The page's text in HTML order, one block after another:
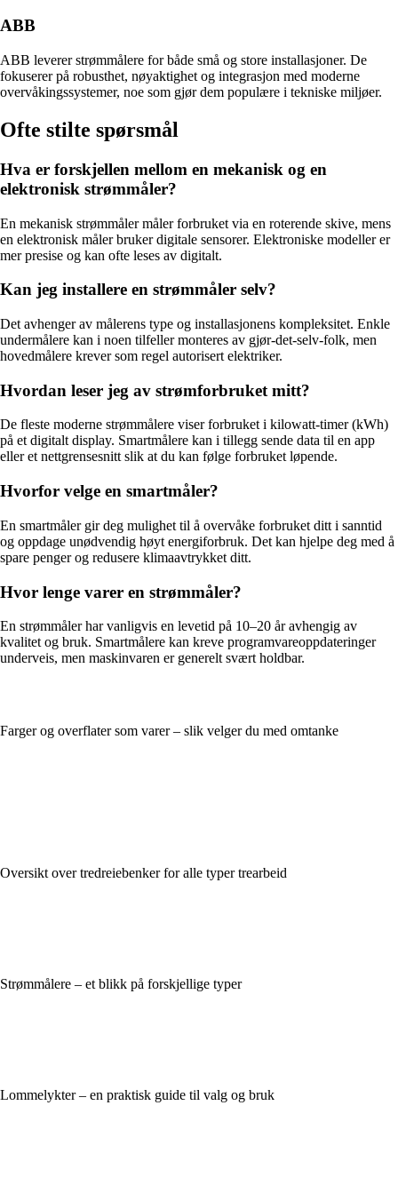
ABB
ABB leverer strømmålere for både små og store installasjoner. De
fokuserer på robusthet, nøyaktighet og integrasjon med moderne
overvåkingssystemer, noe som gjør dem populære i tekniske miljøer.
Ofte stilte spørsmål
Hva er forskjellen mellom en mekanisk og en
elektronisk strømmåler?
En mekanisk strømmåler måler forbruket via en roterende skive, mens
en elektronisk måler bruker digitale sensorer. Elektroniske modeller er
mer presise og kan ofte leses av digitalt.
Kan jeg installere en strømmåler selv?
Det avhenger av målerens type og installasjonens kompleksitet. Enkle
undermålere kan i noen tilfeller monteres av gjør-det-selv-folk, men
hovedmålere krever som regel autorisert elektriker.
Hvordan leser jeg av strømforbruket mitt?
De fleste moderne strømmålere viser forbruket i kilowatt-timer (kWh)
på et digitalt display. Smartmålere kan i tillegg sende data til en app
eller et nettgrensesnitt slik at du kan følge forbruket løpende.
Hvorfor velge en smartmåler?
En smartmåler gir deg mulighet til å overvåke forbruket ditt i sanntid
og oppdage unødvendig høyt energiforbruk. Det kan hjelpe deg med å
spare penger og redusere klimaavtrykket ditt.
Hvor lenge varer en strømmåler?
En strømmåler har vanligvis en levetid på 10–20 år avhengig av
kvalitet og bruk. Smartmålere kan kreve programvareoppdateringer
underveis, men maskinvaren er generelt svært holdbar.
Farger og overflater som varer – slik velger du med omtanke
Oversikt over tredreiebenker for alle typer trearbeid
Strømmålere – et blikk på forskjellige typer
Lommelykter – en praktisk guide til valg og bruk